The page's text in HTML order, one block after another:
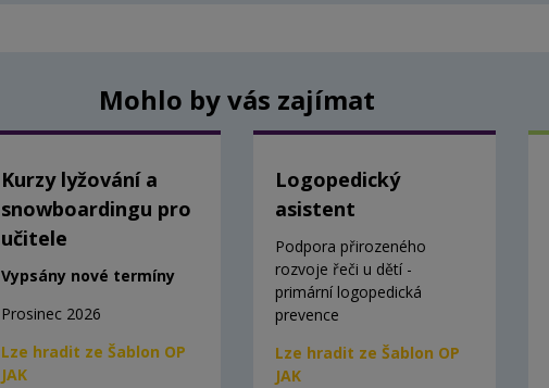
Mohlo by vás zajímat
Kurzy lyžování a
snowboardingu pro
učitele
Vypsány nové termíny
Prosinec 2026
Lze hradit ze Šablon OP
JAK
Logopedický
asistent
Podpora přirozeného
rozvoje řeči u dětí -
primární logopedická
prevence
Lze hradit ze Šablon OP
JAK